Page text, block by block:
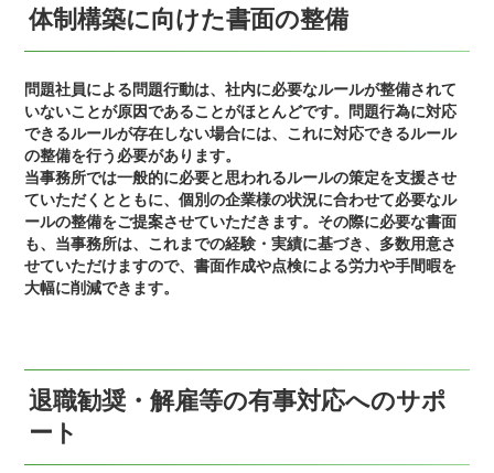
体制構築に向けた書面の整備
問題社員による問題行動は、社内に必要なルールが整備されて
いないことが原因であることがほとんどです。問題行為に対応
できるルールが存在しない場合には、これに対応できるルール
の整備を行う必要があります。
当事務所では一般的に必要と思われるルールの策定を支援させ
ていただくとともに、個別の企業様の状況に合わせて必要なル
ールの整備をご提案させていただきます。その際に必要な書面
も、当事務所は、これまでの経験・実績に基づき、多数用意さ
せていただけますので、書面作成や点検による労力や手間暇を
大幅に削減できます。
退職勧奨・解雇等の有事対応へのサポ
ート